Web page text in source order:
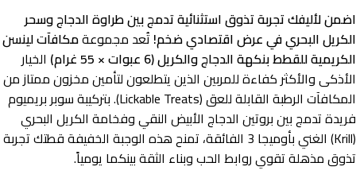
اضمن لأليفك تجربة تذوق استثنائية تدمج بين طراوة الدجاج وسحر
الكريل البحري في عرض اقتصادي ضخم! تُعد مجموعةمكافآت لينسن
الكريمية للقطط بنكهة الدجاج والكريل (6 عبوات × 55 غرام)
الخيار
الأذكى والأكثر كفاءة للمربين الذين يتطلعون لتأمين مخزون ممتاز من
المكافآت الرطبة القابلة للعق (Lickable Treats). بتركيبة سوبر بريميوم
فريدة تدمج بين بروتين الدجاج الأبيض النقي وفخامة الكريل البحري
(Krill) الغني بأوميجا 3 الفائقة، تمنح هذه الوجبة الخفيفة قطتك تجربة
تذوق مذهلة تقوي روابط الحب وبناء الثقة بينكما يومياً.